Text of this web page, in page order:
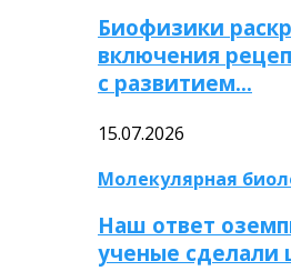
Биофизики
включения
с развитием…
15.07.2026
Молекулярная
Наш ответ
ученые сделали